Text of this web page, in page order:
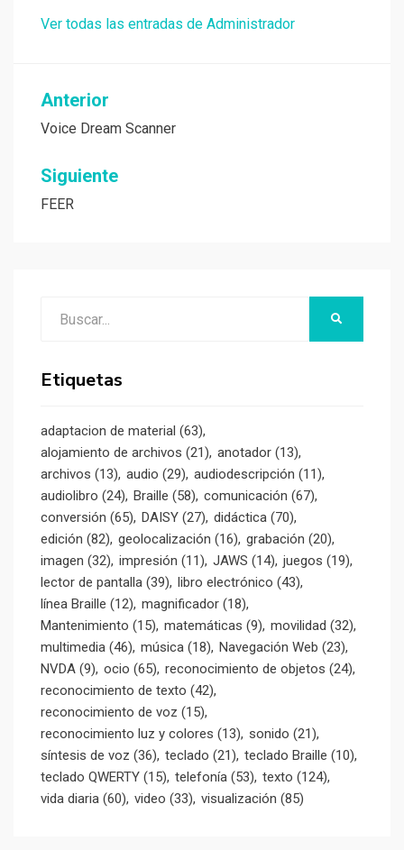
Ver todas las entradas de Administrador
Navegación
de
entradas
Anterior
Voice Dream Scanner
Siguiente
FEER
Etiquetas
adaptacion de material (63)
alojamiento de archivos (21) anotador (13)
archivos (13) audio (29) audiodescripción (11)
audiolibro (24) Braille (58) comunicación (67)
conversión (65) DAISY (27) didáctica (70)
edición (82) geolocalización (16) grabación (20)
imagen (32) impresión (11) JAWS (14) juegos (19)
lector de pantalla (39) libro electrónico (43)
línea Braille (12) magnificador (18)
Mantenimiento (15) matemáticas (9) movilidad (32)
multimedia (46) música (18) Navegación Web (23)
NVDA (9) ocio (65) reconocimiento de objetos (24)
reconocimiento de texto (42)
reconocimiento de voz (15)
reconocimiento luz y colores (13) sonido (21)
síntesis de voz (36) teclado (21) teclado Braille (10)
teclado QWERTY (15) telefonía (53) texto (124)
vida diaria (60) video (33) visualización (85)